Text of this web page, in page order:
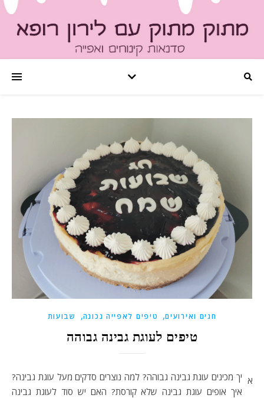
חגים ואירועים, טיפים לאפייה נכונה, שבועות
טיפים לעוגת גבינה גבוהה
א יך מכינים עוגת גבינה גבוהה? למה נוצרים סדקים מעל עוגת גבינה?
איך אופים עוגת גבינה שלא קורסת? האם יש סוד לעוגת גבינה